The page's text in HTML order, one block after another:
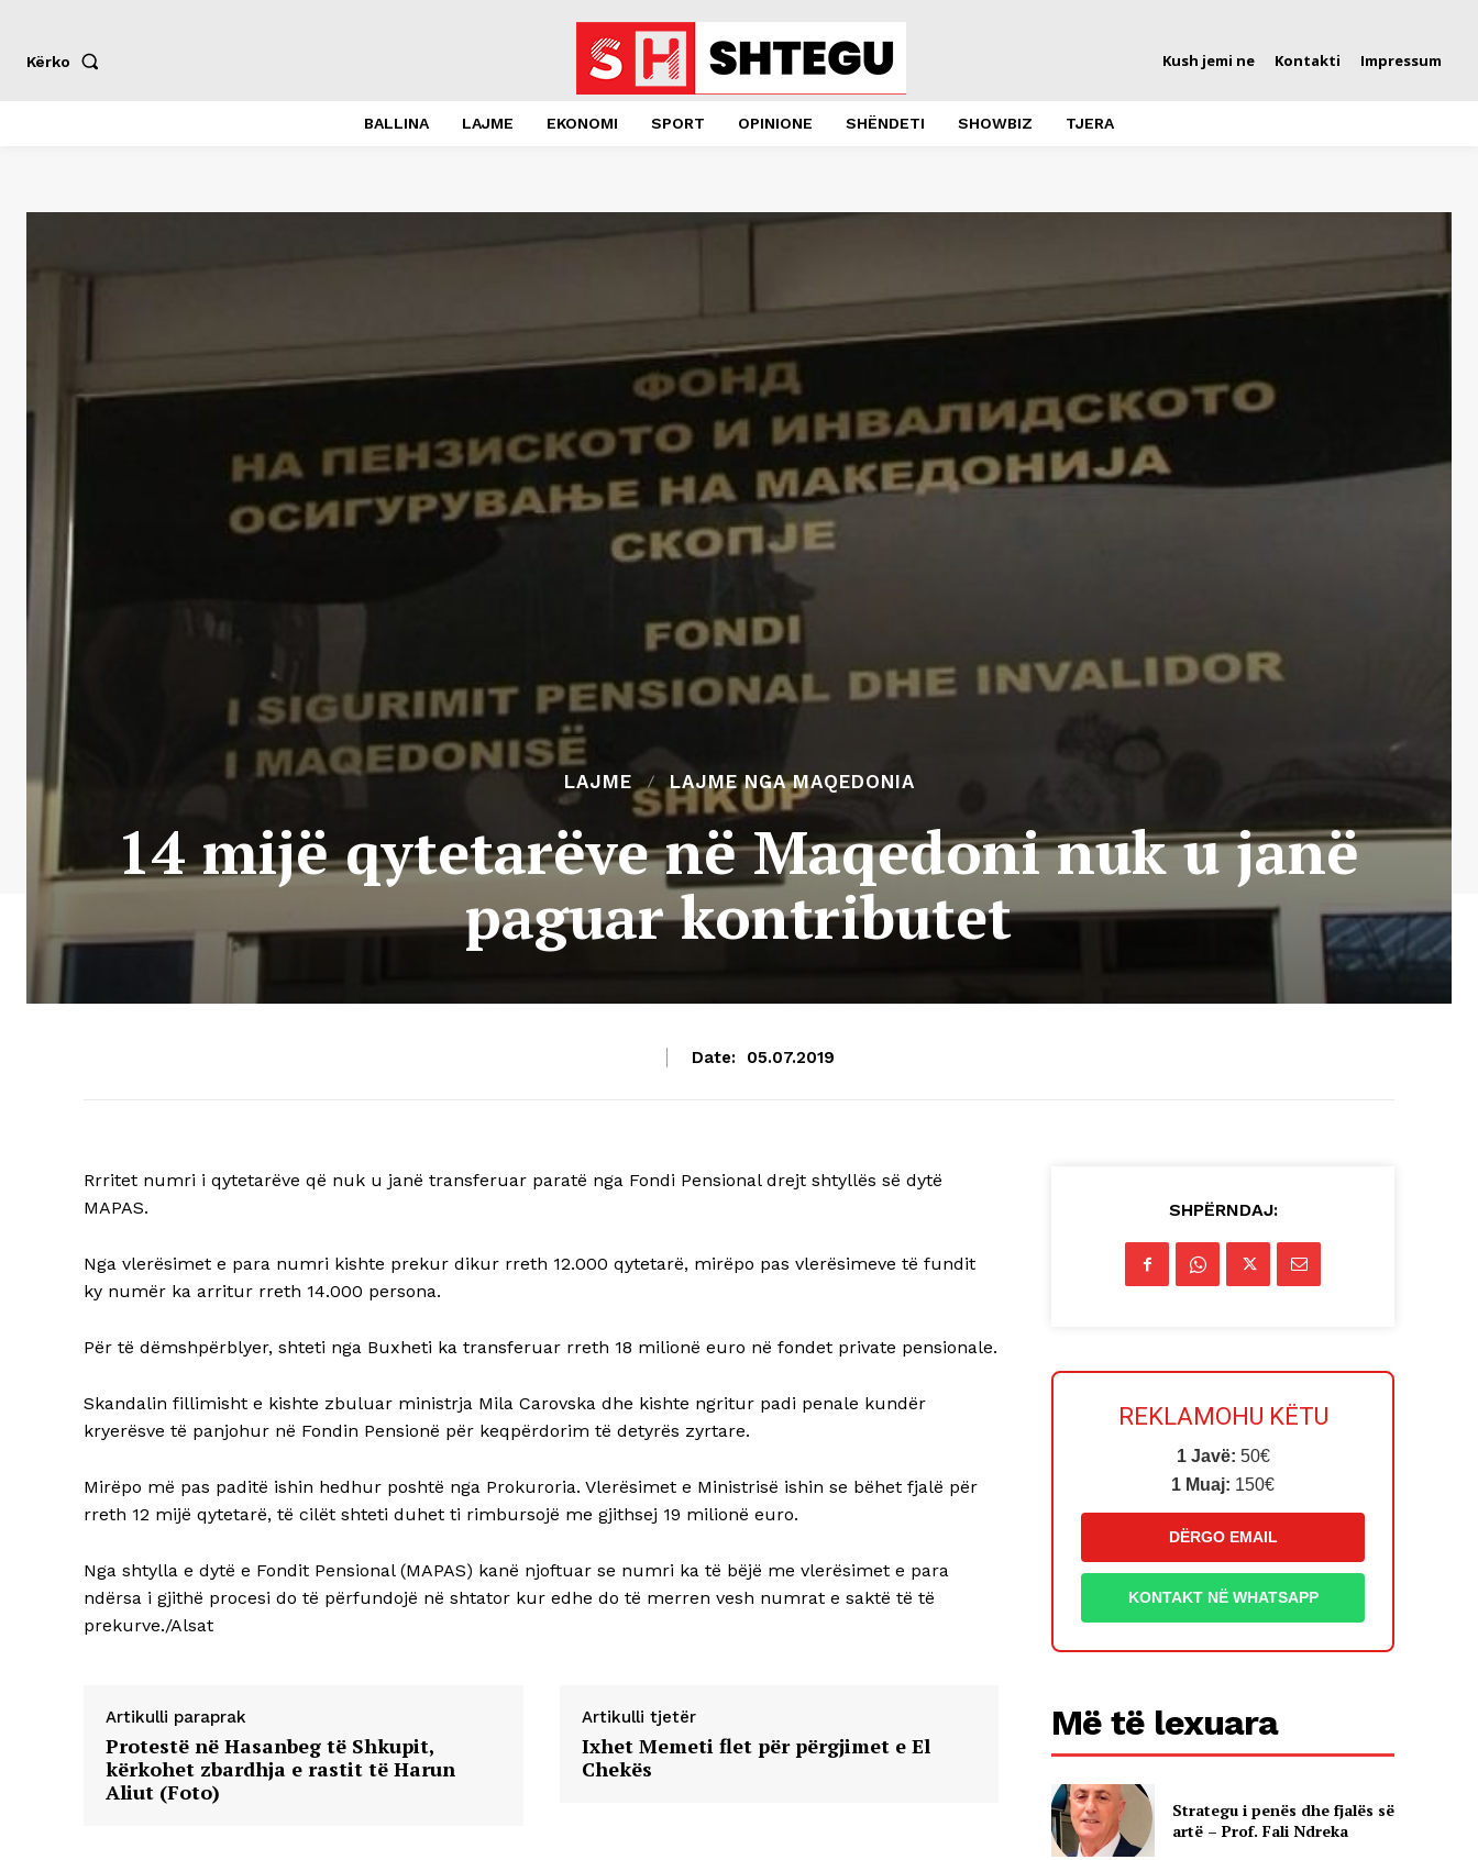
Kërko Kush jemi ne Kontakti Impressum
BALLINA LAJME EKONOMI SPORT OPINIONE SHËNDETI SHOWBIZ TJERA
LAJME LAJME NGA MAQEDONIA
14 mijë qytetarëve në Maqedoni nuk u janë
paguar kontributet
Date: 05.07.2019
Rrritet numri i qytetarëve që nuk u janë transferuar paratë nga Fondi Pensional drejt shtyllës së dytë
MAPAS.
Nga vlerësimet e para numri kishte prekur dikur rreth 12.000 qytetarë, mirëpo pas vlerësimeve të fundit
ky numër ka arritur rreth 14.000 persona.
Për të dëmshpërblyer, shteti nga Buxheti ka transferuar rreth 18 milionë euro në fondet private pensionale.
Skandalin fillimisht e kishte zbuluar ministrja Mila Carovska dhe kishte ngritur padi penale kundër
kryerësve të panjohur në Fondin Pensionë për keqpërdorim të detyrës zyrtare.
Mirëpo më pas paditë ishin hedhur poshtë nga Prokuroria. Vlerësimet e Ministrisë ishin se bëhet fjalë për
rreth 12 mijë qytetarë, të cilët shteti duhet ti rimbursojë me gjithsej 19 milionë euro.
Nga shtylla e dytë e Fondit Pensional (MAPAS) kanë njoftuar se numri ka të bëjë me vlerësimet e para
ndërsa i gjithë procesi do të përfundojë në shtator kur edhe do të merren vesh numrat e saktë të të
prekurve./Alsat
Artikulli paraprak
Protestë në Hasanbeg të Shkupit,
kërkohet zbardhja e rastit të Harun
Aliut (Foto)
Artikulli tjetër
Ixhet Memeti flet për përgjimet e El
Chekës
SHPËRNDAJ:
REKLAMOHU KËTU
1 Javë: 50€
1 Muaj: 150€
DËRGO EMAIL
KONTAKT NË WHATSAPP
Më të lexuara
Strategu i penës dhe fjalës së
artë – Prof. Fali Ndreka